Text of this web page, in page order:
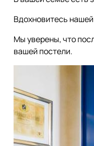
Вдохновитесь
Мы уверены, что
вашей постели.